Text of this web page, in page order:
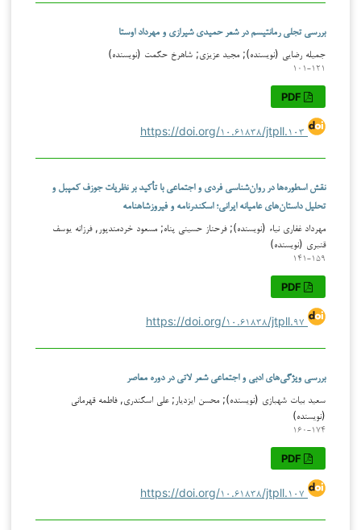
بررسی تجلی رمانتیسم در شعر حمیدی شیرازی و مهرداد اوستا
جمیله رضایی (نویسنده); مجید عزیزی; شاهرخ حکمت (نویسنده)
۱۰۱-۱۲۱
https://doi.org/۱۰.۶۱۸۳۸/jtpll.۱۰۳
نقش اسطوره‌ها در روان‌شناسی فردی و اجتماعی با تأکید بر نظریات جوزف کمپبل و
تحلیل داستان‌های عامیانه ایرانی؛ اسکندرنامه و فیروزشاهنامه
مهرداد غفاری نیاء (نویسنده); فرحناز حسینی پناه; مسعود خردمندپور, فرزانه یوسف
قنبری (نویسنده)
۱۴۱-۱۵۹
https://doi.org/۱۰.۶۱۸۳۸/jtpll.۹۷
بررسی ویژگی‌های ادبی و اجتماعی شعر لاتی در دوره معاصر
سعید بیات شهبازی (نویسنده); محسن ایزدیار; علی اسکندری, فاطمه قهرمانی
(نویسنده)
۱۶۰-۱۷۴
https://doi.org/۱۰.۶۱۸۳۸/jtpll.۱۰۷